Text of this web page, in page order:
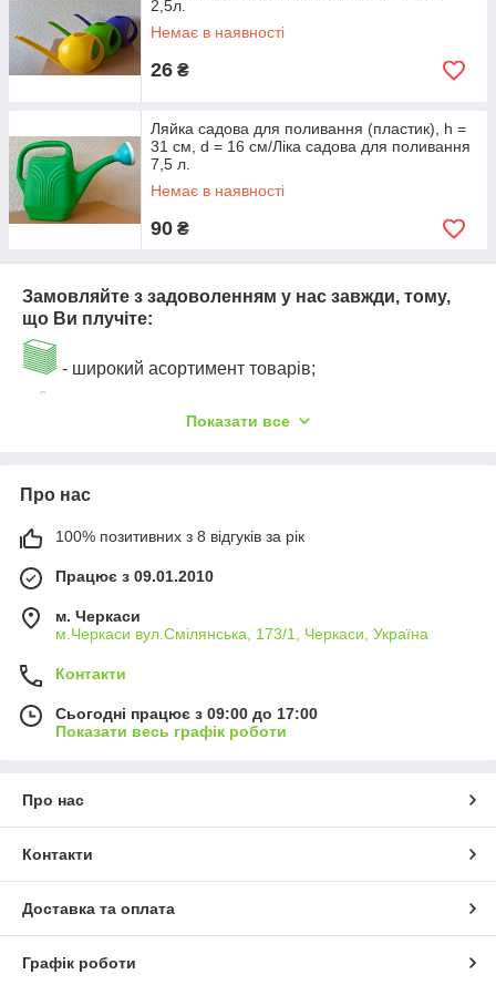
2,5л.
Немає в наявності
26 ₴
Ляйка садова для поливання (пластик), h =
31 см, d = 16 см/Ліка садова для поливання
7,5 л.
Немає в наявності
90 ₴
Замовляйте з задоволенням у нас завжди, тому,
що Ви плучіте:
- широкий асортимент товарів;
- відмінне якість товарів за прийнятною ціною;
замовлення;
- надійність і зручність оплати замовлень
перевізника, предоплата на карту Приватбанк, або на
розрахунковий рахунок випискою податкової
накладної);
- оперативна відправка Вашої заявки (зазвичай у
день замовлення).
Показати все
Про нас
100% позитивних з 8 відгуків за рік
Працює з 09.01.2010
м. Черкаси
м.Черкаси вул.Смілянська, 173/1, Черкаси, Україна
Контакти
Сьогодні працює з 09:00 до 17:00
Показати весь графік роботи
Про нас
Контакти
Доставка та оплата
Графік роботи